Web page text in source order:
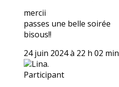
mercii
passes une belle soirée
bisous!!
24 juin 2024 à 22 h 02 min
Lina.
Participant